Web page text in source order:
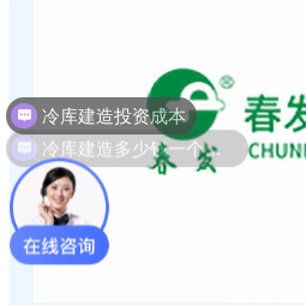
冷库建造多少钱一个平方